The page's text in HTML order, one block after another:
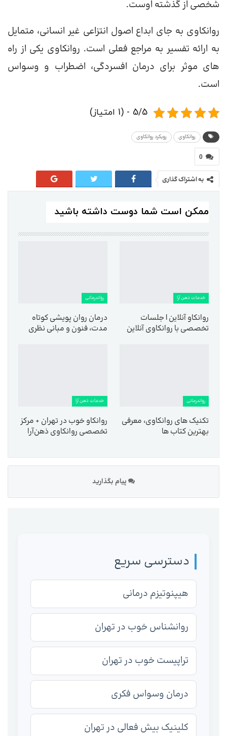
شخصی از گذشته اوست.
روانکاوی به جای ابداع اصول انتزاعی غیر انسانی، متمایل
به ارائه تفسیر به مراجع فعلی است. روانکاوی یکی از راه
های موثر برای درمان افسردگی، اضطراب و وسواس
است.
5/5 - (1 امتیاز)
روانکاوی رویکرد روانکاوی
0
به اشتراک گذاری
ممکن است شما دوست داشته باشید
خدمات ذهن آرا
روانکاو آنلاین | جلسات
تخصصی با روانکاوی آنلاین
رواندرمانی
درمان روان پویشی کوتاه
مدت، فنون و مبانی نظری
رواندرمانی
تکنیک های روانکاوی، معرفی
بهترین کتاب ها
خدمات ذهن آرا
روانکاو خوب در تهران + مرکز
تخصصی روانکاوی ذهن‌آرا
پیام بگذارید
دسترسی سریع
هیپنوتیزم درمانی
روانشناس خوب در تهران
تراپیست خوب در تهران
درمان وسواس فکری
کلینیک بیش فعالی در تهران